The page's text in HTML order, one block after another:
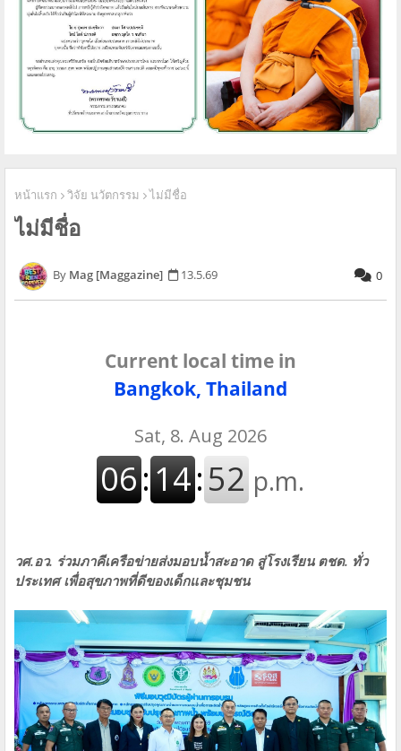
หน้าแรก วิจัย นวัตกรรม ไม่มีชื่อ
ไม่มีชื่อ
Mag [Maggazine] 13.5.69 0
Current local time in
Bangkok, Thailand
วศ.อว. ร่วมภาคีเครือข่ายส่งมอบน้ำสะอาด สู่โรงเรียน ตชด. ทั่ว
ประเทศ เพื่อสุขภาพที่ดีของเด็กและชุมชน